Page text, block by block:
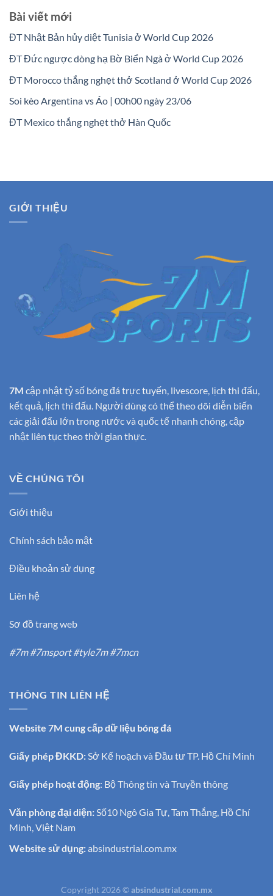
Bài viết mới
ĐT Nhật Bản hủy diệt Tunisia ở World Cup 2026
ĐT Đức ngược dòng hạ Bờ Biển Ngà ở World Cup 2026
ĐT Morocco thắng nghẹt thở Scotland ở World Cup 2026
Soi kèo Argentina vs Áo | 00h00 ngày 23/06
ĐT Mexico thắng nghẹt thở Hàn Quốc
GIỚI THIỆU
7M cập nhật tỷ số bóng đá trực tuyến, livescore, lịch thi đấu,
kết quả, lịch thi đấu. Người dùng có thể theo dõi diễn biến
các giải đấu lớn trong nước và quốc tế nhanh chóng, cập
nhật liên tục theo thời gian thực.
VỀ CHÚNG TÔI
Giới thiệu
Chính sách bảo mật
Điều khoản sử dụng
Liên hệ
Sơ đồ trang web
#7m #7msport #tyle7m #7mcn
THÔNG TIN LIÊN HỆ
Website 7M cung cấp dữ liệu bóng đá
Giấy phép ĐKKD:Sở Kế hoạch và Đầu tư TP. Hồ Chí Minh
Giấy phép hoạt động: Bộ Thông tin và Truyền thông
Văn phòng đại diện: Số10 Ngô Gia Tự, Tam Thắng, Hồ Chí
Minh, Việt Nam
Website sử dụng:absindustrial.com.mx
Copyright 2026 ©absindustrial.com.mx